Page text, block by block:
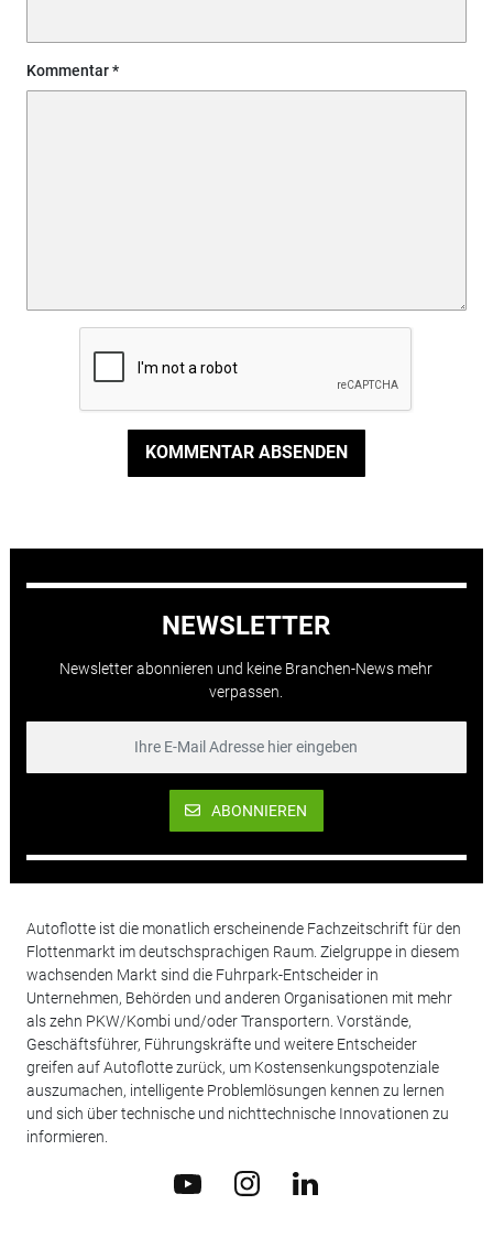
Kommentar
KOMMENTAR ABSENDEN
NEWSLETTER
Newsletter abonnieren und keine Branchen-News mehr
verpassen.
ABONNIEREN
Autoflotte ist die monatlich erscheinende Fachzeitschrift für den
Flottenmarkt im deutschsprachigen Raum. Zielgruppe in diesem
wachsenden Markt sind die Fuhrpark-Entscheider in
Unternehmen, Behörden und anderen Organisationen mit mehr
als zehn PKW/Kombi und/oder Transportern. Vorstände,
Geschäftsführer, Führungskräfte und weitere Entscheider
greifen auf Autoflotte zurück, um Kostensenkungspotenziale
auszumachen, intelligente Problemlösungen kennen zu lernen
und sich über technische und nichttechnische Innovationen zu
informieren.